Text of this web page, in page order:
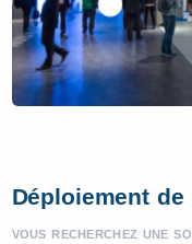
Déploiement
VOUS RECHERCHEZ UNE